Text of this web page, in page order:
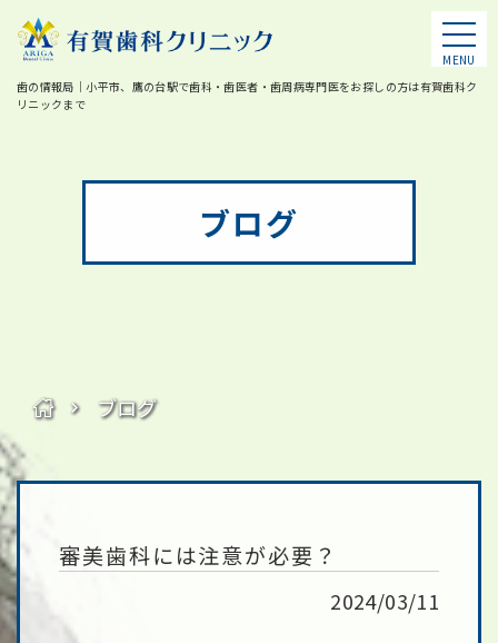
MENU
歯の情報局｜小平市、鷹の台駅で歯科・歯医者・歯周病専門医をお探しの方は有賀歯科ク
リニックまで
ブログ
ブログ
審美歯科には注意が必要？
2024/03/11